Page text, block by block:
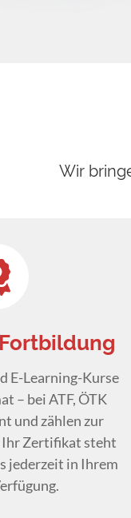
Wir
E-Learning-Kurse
– bei ATF, ÖTK
und zählen zur
Zertifikat steht
jederzeit in Ihrem